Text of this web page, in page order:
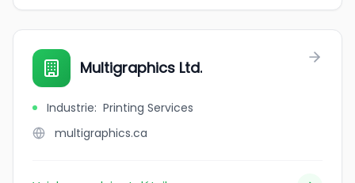
Multigraphics Ltd.
Industrie: Printing Services
multigraphics.ca